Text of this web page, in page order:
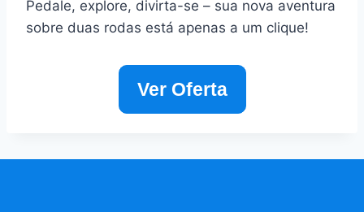
Pedale, explore, divirta-se – sua nova aventura
sobre duas rodas está apenas a um clique!
Ver Oferta